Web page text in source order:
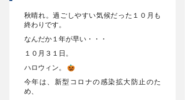
秋晴れ。過ごしやすい気候だった１０月も
終わりです。
なんだか１年が早い・・・
１０月３１日。
ハロウィン。
今年は、新型コロナの感染拡大防止のた
め、